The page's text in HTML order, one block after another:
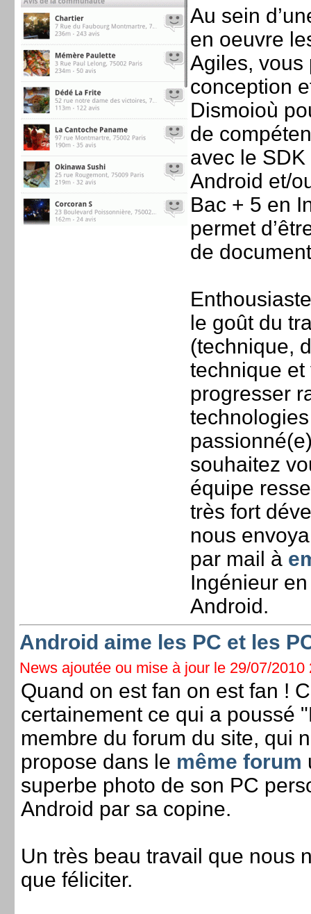
Au sein
en oeuvre
Agiles, vous
conception
Dismoioù
de
avec le SDK
Android et/
Bac + 5 en
permet
de
le goût du
(technique,
technique et
progresser
souhaitez
équipe
très fort
nous
par mail à
Ingénieur
Android.
Android aime les PC et les
News ajoutée ou mise à jour le 29/07/2010
Quand on est fan on est fan !
certainement ce qui a poussé
membre du forum du site, qui
propose dans le même forum
superbe photo de son PC
Android par sa copine.
Un très beau travail que nous
que féliciter.